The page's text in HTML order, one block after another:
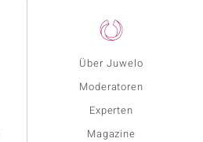
Über Juwelo
Moderatoren
Experten
Magazine